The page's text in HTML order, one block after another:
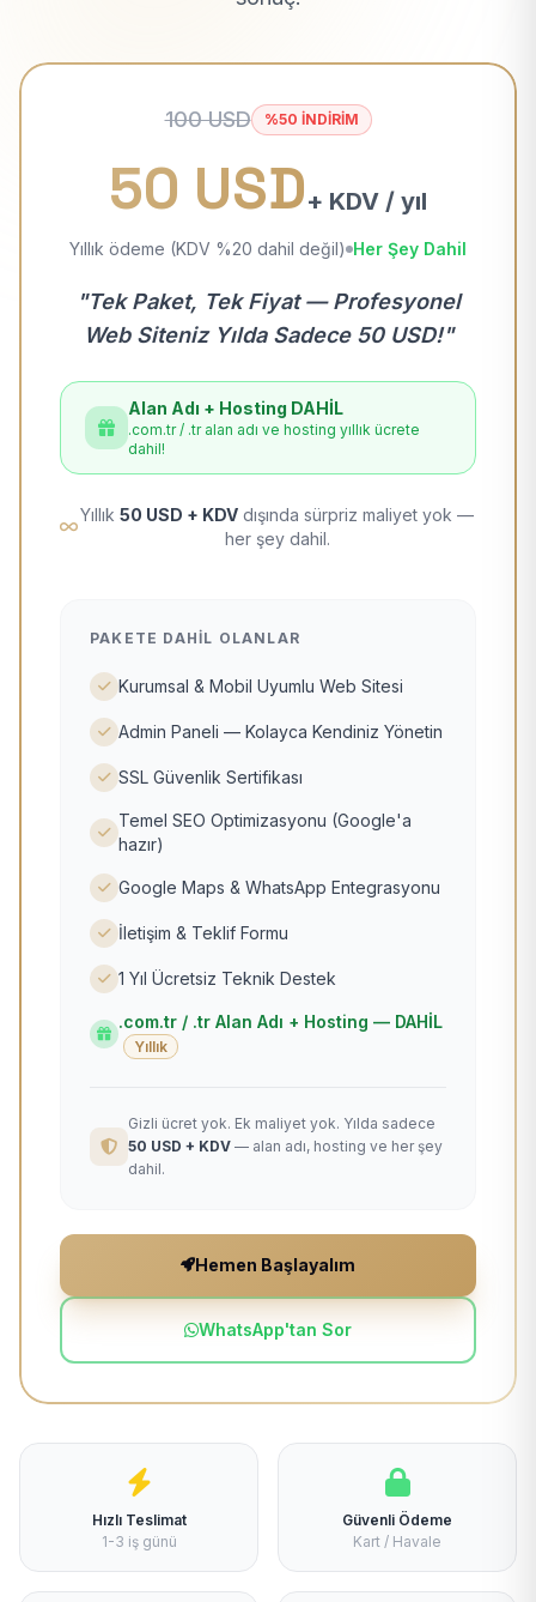
100 USD %50 İNDİRİM
50 USD+ KDV / yıl
Yıllık ödeme (KDV %20 dahil değil) Her Şey Dahil
"Tek Paket, Tek Fiyat — Profesyonel
Web Siteniz Yılda Sadece 50 USD!"
Alan Adı + Hosting DAHİL
.com.tr / .tr alan adı ve hosting yıllık ücrete
dahil!
Yıllık 50 USD + KDV dışında sürpriz maliyet yok —
her şey dahil.
PAKETE DAHIL OLANLAR
Kurumsal & Mobil Uyumlu Web Sitesi
Admin Paneli — Kolayca Kendiniz Yönetin
SSL Güvenlik Sertifikası
Temel SEO Optimizasyonu (Google'a
hazır)
Google Maps & WhatsApp Entegrasyonu
İletişim & Teklif Formu
1 Yıl Ücretsiz Teknik Destek
.com.tr / .tr Alan Adı + Hosting — DAHİL
Yıllık
Gizli ücret yok. Ek maliyet yok. Yılda sadece
50 USD + KDV — alan adı, hosting ve her şey
dahil.
Hemen Başlayalım
WhatsApp'tan Sor
Hızlı Teslimat
1-3 iş günü
Güvenli Ödeme
Kart / Havale